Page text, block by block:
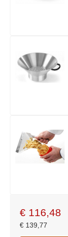
€ 116,48
€ 139,77